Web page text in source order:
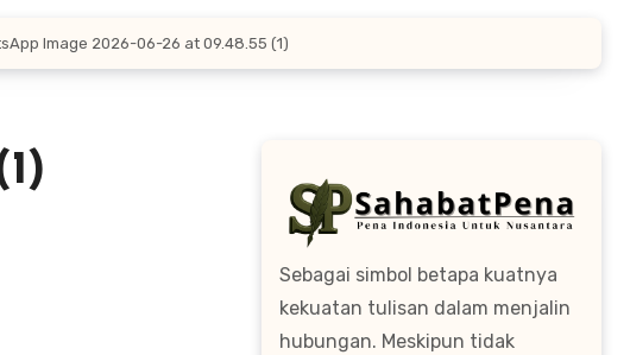
Image 2026-06-26 at 09.48.55 (1)
Sebagai simbol betapa kuatnya
kekuatan tulisan dalam menjalin
hubungan. Meskipun tidak